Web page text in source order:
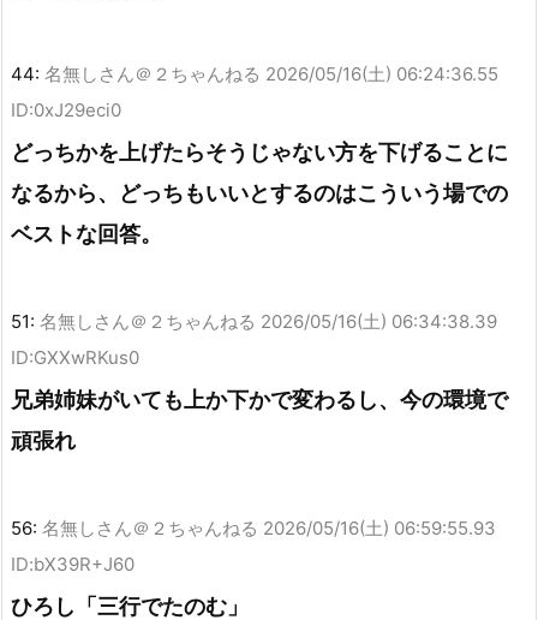
44: 名無しさん＠２ちゃんねる 2026/05/16(土) 06:24:36.55
ID:0xJ29eci0
どっちかを上げたらそうじゃない方を下げることに
なるから、どっちもいいとするのはこういう場での
ベストな回答。
51: 名無しさん＠２ちゃんねる 2026/05/16(土) 06:34:38.39
ID:GXXwRKus0
兄弟姉妹がいても上か下かで変わるし、今の環境で
頑張れ
56: 名無しさん＠２ちゃんねる 2026/05/16(土) 06:59:55.93
ID:bX39R+J60
ひろし「三行でたのむ」